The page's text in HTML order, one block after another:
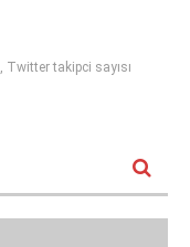
, Twitter takipci sayısı